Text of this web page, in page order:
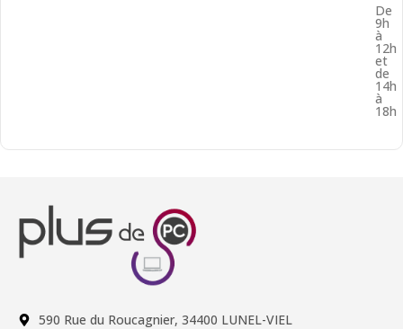
De
9h
à
12h
et
de
14h
à
18h
590 Rue du Roucagnier, 34400 LUNEL-VIEL